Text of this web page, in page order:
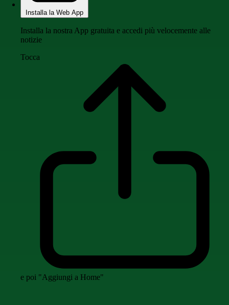
Installa la Web App
Installa la nostra App gratuita e accedi più velocemente alle
notizie
Tocca
e poi "Aggiungi a Home"